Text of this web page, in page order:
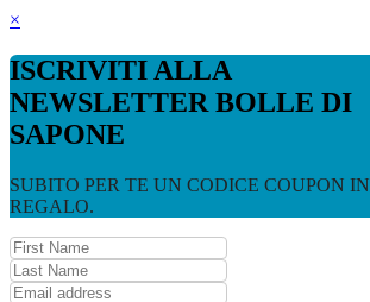
×
ISCRIVITI ALLA
NEWSLETTER BOLLE DI
SAPONE
SUBITO PER TE UN CODICE COUPON IN
REGALO.